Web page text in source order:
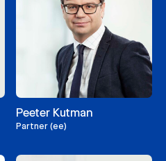
Peeter Kutman
Partner (ee)